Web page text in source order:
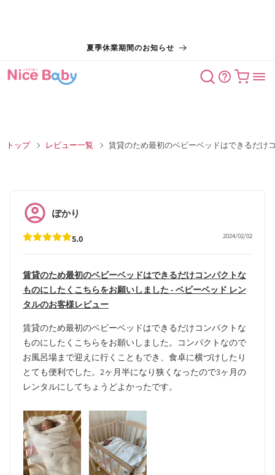
夏季休業期間のお知らせ
カート
トップ レビュー一覧 賃貸のため最初のベビーベッドはできるだけ
5.0 2024/02/02
ぽかり
賃貸のため最初のベビーベッドはできるだけコンパクトな
ものにしたくこちらをお願いしました - ベビーベッド レン
タルのお客様レビュー
賃貸のため最初のベビーベッドはできるだけコンパクトな
ものにしたくこちらをお願いしました。コンパクトなので
お風呂場まで迎えに行くこともでき、食卓に横づけしたり
とても便利でした。2ヶ月半になり狭くなったので3ヶ月の
レンタルにしてちょうどよかったです。